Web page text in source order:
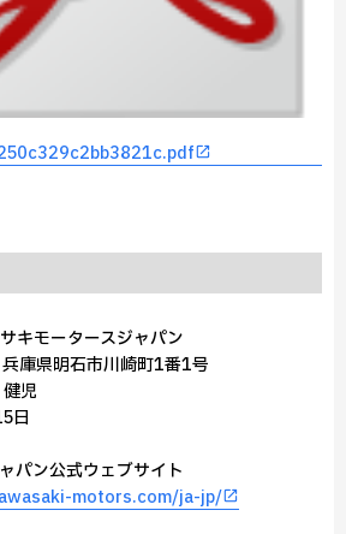
キモータースジャパン
庫県明石市川崎町1番1号
児
日
パン公式ウェブサイト
motors.com/ja-jp/